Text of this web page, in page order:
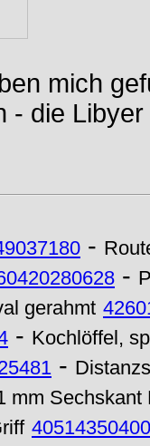
mich
- die
-
-
gerahmt
- Kochlöffel,
-
mm